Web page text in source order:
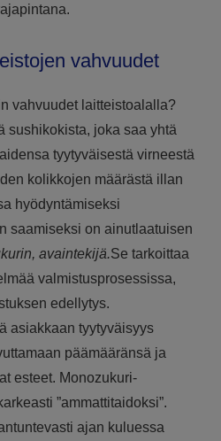
vahvuudet
vahvuudet laitteistoalalla?
sushikokista, joka saa yhtä
tyytyväisestä virneestä
kolikkojen määrästä illan
hyödyntämiseksi
saamiseksi on ainutlaatuisen
avaintekijä.Se tarkoittaa
valmistusprosessissa,
edellytys.
asiakkaan tyytyväisyys
päämääränsä ja
esteet. Monozukuri-
”ammattitaidoksi”.
ajan kuluessa